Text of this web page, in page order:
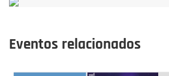
Eventos relacionados